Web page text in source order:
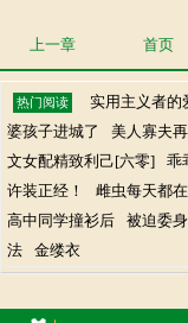
上一章 首页
热门阅读 实用主义者的
婆孩子进城了
美人寡夫
文女配精致利己[六零]
乖
许装正经！
雌虫每天都
高中同学撞衫后
被迫委
法
金缕衣